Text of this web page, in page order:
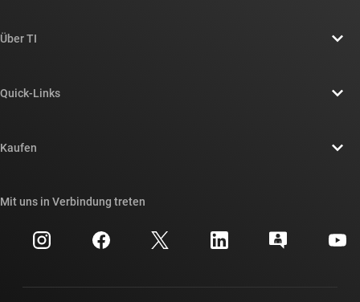
Über TI
Newsroom
Investorenbeziehungen
Fertigung
Quick-Links
Querverweis-Suche
Kundensupportzentrum
Kaufen
Häufig gestellte Fragen zu Bestellungen
Mit uns in Verbindung treten